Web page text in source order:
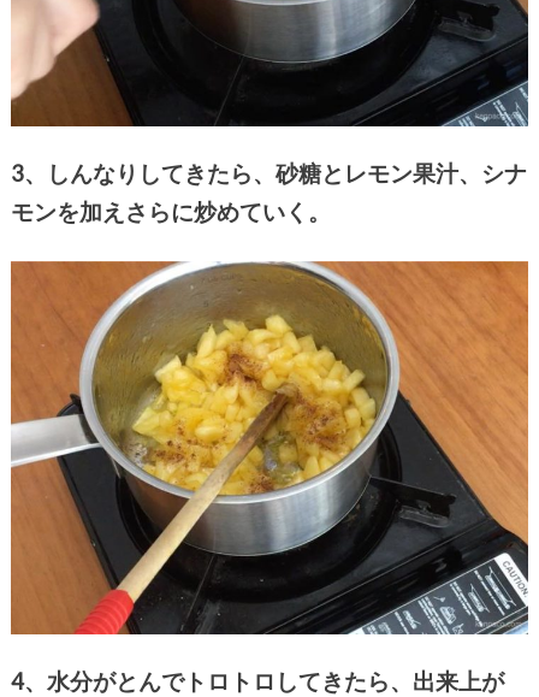
3、しんなりしてきたら、砂糖とレモン果汁、シナ
モンを加えさらに炒めていく。
4、水分がとんでトロトロしてきたら、出来上が